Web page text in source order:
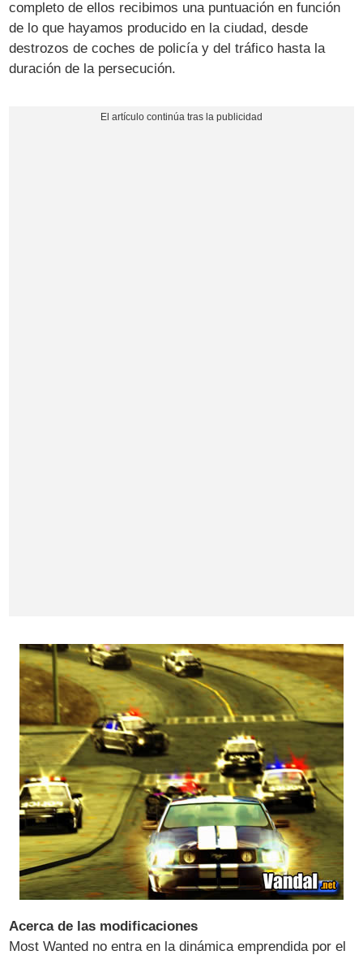
completo de ellos recibimos una puntuación en función
de lo que hayamos producido en la ciudad, desde
destrozos de coches de policía y del tráfico hasta la
duración de la persecución.
Acerca de las modificaciones
Most Wanted no entra en la dinámica emprendida por el